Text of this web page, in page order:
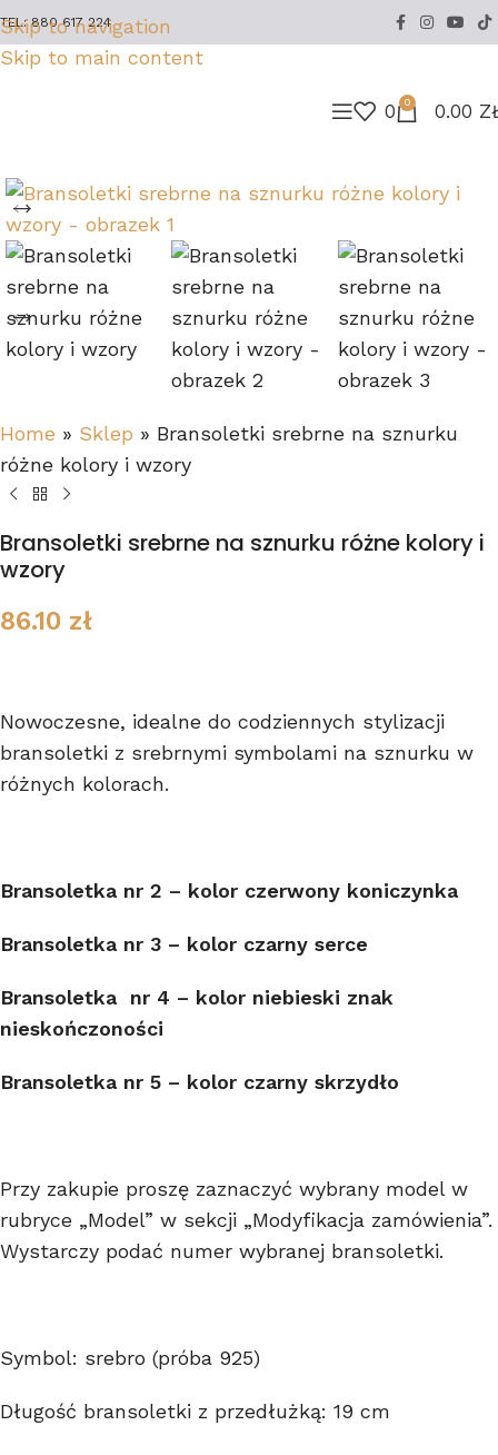
Skip to navigation
Skip to main content
TEL: 880 617 224
0 0 0.00
Home » Sklep » Bransoletki srebrne na sznurku
różne kolory i wzory
Bransoletki srebrne na sznurku różne kolory i
wzory
86.10 zł
Nowoczesne, idealne do codziennych stylizacji
bransoletki z srebrnymi symbolami na sznurku w
różnych kolorach.
Bransoletka nr 2 – kolor czerwony koniczynka
Bransoletka nr 3 – kolor czarny serce
Bransoletka nr 4 – kolor niebieski znak
nieskończoności
Bransoletka nr 5 – kolor czarny skrzydło
Przy zakupie proszę zaznaczyć wybrany model w
rubryce „Model” w sekcji „Modyfikacja zamówienia”.
Wystarczy podać numer wybranej bransoletki.
Symbol: srebro (próba 925)
Długość bransoletki z przedłużką: 19 cm